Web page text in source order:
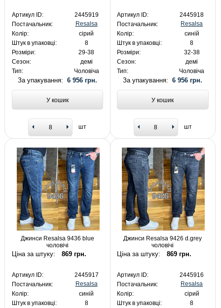
Артикул ID:
2445919
Постачальник:
Resalsa
Колір:
сірий
Штук в упаковці:
8
Розміри:
29-38
Сезон:
демі
Тип:
Чоловіча
За упакування: 6 956 грн.
У кошик
шт
Артикул ID:
2445918
Постачальник:
Resalsa
Колір:
синій
Штук в упаковці:
8
Розміри:
32-38
Сезон:
демі
Тип:
Чоловіча
За упакування:6 956 грн.
У кошик
шт
Джинси Resalsa 9436 blue
чоловічі
Ціна за штуку: 869 грн.
Артикул ID:
2445917
Постачальник:
Resalsa
Колір:
синій
Штук в упаковці:
8
Джинси Resalsa 9426 d.grey
чоловічі
Ціна за штуку: 869 грн.
Артикул ID:
2445916
Постачальник:
Resalsa
Колір:
сірий
Штук в упаковці:
8